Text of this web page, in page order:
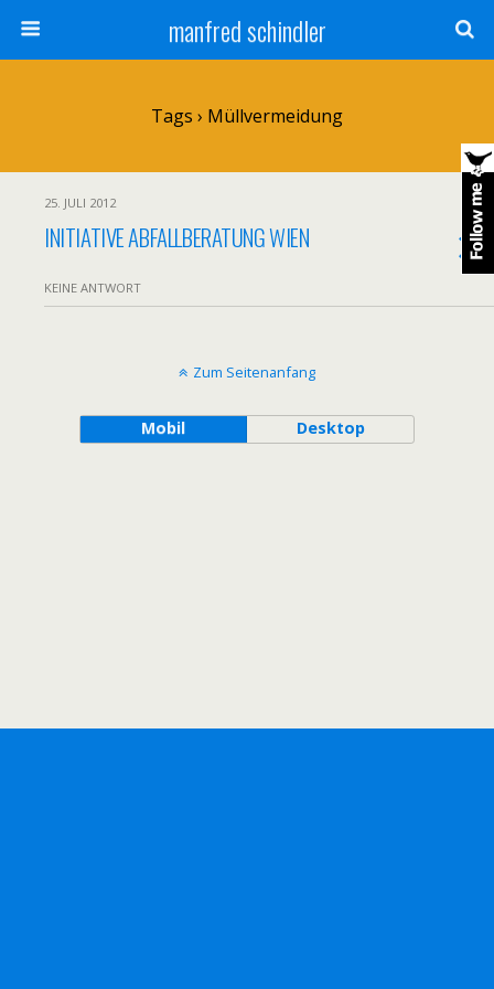
manfred schindler
Tags › Müllvermeidung
25. JULI 2012
INITIATIVE ABFALLBERATUNG WIEN
KEINE ANTWORT
Zum Seitenanfang
Mobil Desktop